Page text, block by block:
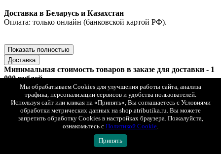
Доставка в Беларусь и Казахстан
Оплата: только онлайн (банковской картой РФ).
Показать полностью
Доставка
Минимальная стоимость товаров в заказе для доставки - 1
000 рублей.
Заказы меньшей стоимостью можно забрать самовывозом в
магазине в Москве по адресу ул. Ленинская слобода 26 стр. 2
ТЦ "Глобал Молл", 2 этаж. Ежедневно с 10:00 до 22:00.
Мы доставляем заказы по всей России, Казахстану и
При оплате на сайте действует скидка 50 % на доставку.
При заказе от 15 000 рублей доставка - бесплатно.
Мы обрабатываем Cookies для улучшения работы сайта, анализа
трафика, персонализации сервисов и удобства пользователей.
Используя сайт или кликая на «Принять», Вы соглашаетесь с Условиями
обработки метрических данных на shop.atributika.ru. Вы можете
запретить обработку Cookies в настройках браузера. Пожалуйста,
ознакомьтесь с Политикой Cookie.
Принять